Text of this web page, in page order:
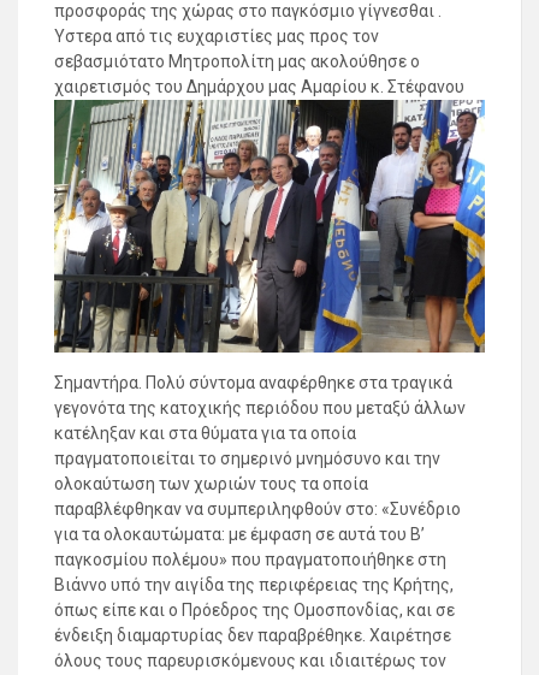
προσφοράς της χώρας στο παγκόσμιο γίγνεσθαι .
Ύστερα από τις ευχαριστίες μας προς τον
σεβασμιότατο Μητροπολίτη μας ακολούθησε ο
χαιρετισμός του Δημάρχου μας Αμαρίου κ. Στέφανου
Σημαντήρα. Πολύ σύντομα αναφέρθηκε στα τραγικά
γεγονότα της κατοχικής περιόδου που μεταξύ άλλων
κατέληξαν και στα θύματα για τα οποία
πραγματοποιείται το σημερινό μνημόσυνο και την
ολοκαύτωση των χωριών τους τα οποία
παραβλέφθηκαν να συμπεριληφθούν στο: «Συνέδριο
για τα ολοκαυτώματα: με έμφαση σε αυτά του Β’
παγκοσμίου πολέμου» που πραγματοποιήθηκε στη
Βιάννο υπό την αιγίδα της περιφέρειας της Κρήτης,
όπως είπε και ο Πρόεδρος της Ομοσπονδίας, και σε
ένδειξη διαμαρτυρίας δεν παραβρέθηκε. Χαιρέτησε
όλους τους παρευρισκόμενους και ιδιαιτέρως τον